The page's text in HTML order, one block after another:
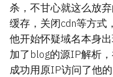
杀，不甘心就这么放
缓存，关闭cdn等方式
他开始怀疑域名本身
加了blog的源IP解析
成功用原IP访问了他